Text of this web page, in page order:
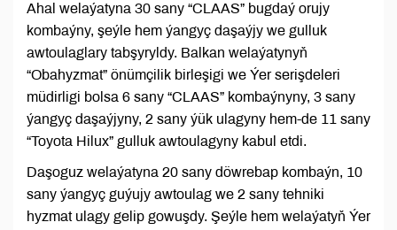
Ahal welaýatyna 30 sany “CLAAS” bugdaý orujy
kombaýny, şeýle hem ýangyç daşaýjy we gulluk
awtoulaglary tabşyryldy. Balkan welaýatynyň
“Obahyzmat” önümçilik birleşigi we Ýer serişdeleri
müdirligi bolsa 6 sany “CLAAS” kombaýnyny, 3 sany
ýangyç daşaýjyny, 2 sany ýük ulagyny hem-de 11 sany
“Toyota Hilux” gulluk awtoulagyny kabul etdi.
Daşoguz welaýatyna 20 sany döwrebap kombaýn, 10
sany ýangyç guýujy awtoulag we 2 sany tehniki
hyzmat ulagy gelip gowuşdy. Şeýle hem welaýatyň Ýer